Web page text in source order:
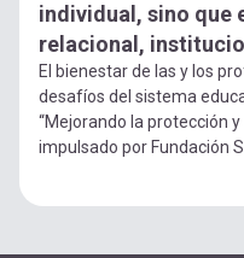
individual, sino que
relacional,
El bienestar de las y los
desafíos del sistema
“Mejorando la protección
impulsado por Fundación